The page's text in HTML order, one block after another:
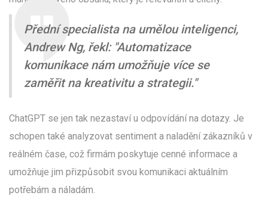
Přední specialista na umělou inteligenci,
Andrew Ng, řekl: "Automatizace
komunikace nám umožňuje více se
zaměřit na kreativitu a strategii."
ChatGPT se jen tak nezastaví u odpovídání na dotazy. Je
schopen také analyzovat sentiment a naladění zákazníků v
reálném čase, což firmám poskytuje cenné informace a
umožňuje jim přizpůsobit svou komunikaci aktuálním
potřebám a náladám.